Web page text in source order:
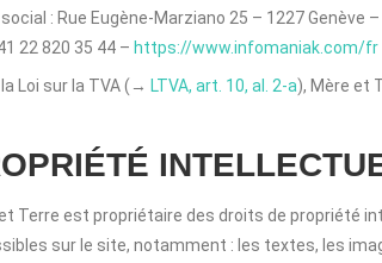
: Rue Eugène-Marziano 25 – 1227 Genève
22 820 35 44 – https://www.infomaniak.com/fr
Loi sur la TVA (→ LTVA, art. 10, al. 2-a), Mère et
Terre est propriétaire des droits de propriété
sur le site, notamment : les textes, les